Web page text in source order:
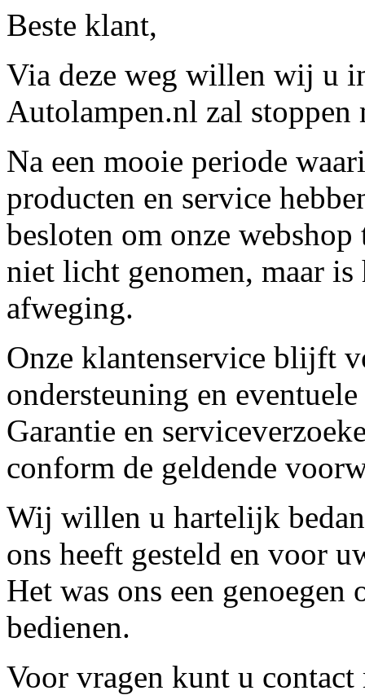
Beste klant,
Via deze weg willen wij u
Autolampen.nl zal stoppen
Na een mooie periode
producten en service
besloten om onze
niet licht genomen, maar
afweging.
Onze klantenservice blijft
ondersteuning en
Garantie en
conform de geldende
Wij willen u hartelijk
ons heeft gesteld en voor
Het was ons een
bedienen.
Voor vragen kunt u contact